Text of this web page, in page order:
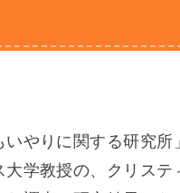
いやりに関する研究所
大学教授の、クリステ